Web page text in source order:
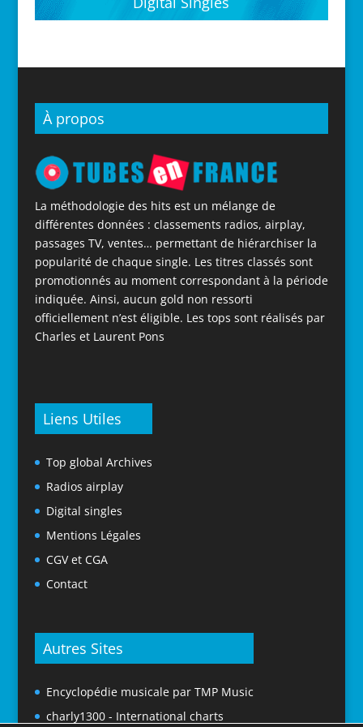
À propos
La méthodologie des hits est un mélange de
différentes données : classements radios, airplay,
passages TV, ventes… permettant de hiérarchiser la
popularité de chaque single. Les titres classés sont
promotionnés au moment correspondant à la période
indiquée. Ainsi, aucun gold non ressorti
officiellement n’est éligible. Les tops sont réalisés par
Charles et Laurent Pons
Liens Utiles
Top global Archives
Radios airplay
Digital singles
Mentions Légales
CGV et CGA
Contact
Autres Sites
Encyclopédie musicale par TMP Music
charly1300 - International charts